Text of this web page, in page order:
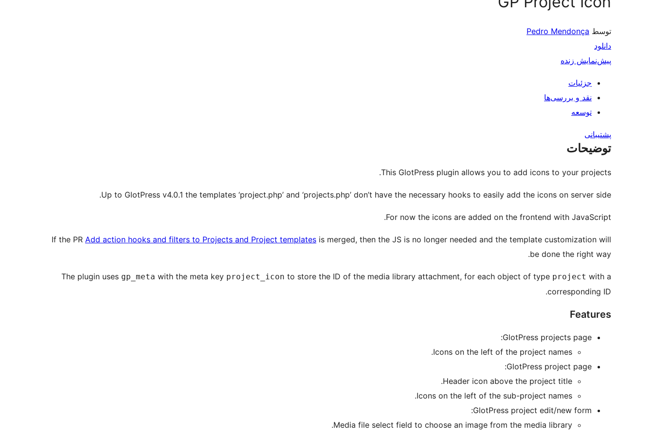
توسط Pedro Mendonça
دانلود
پیش‌نمایش زنده
جزئیات
نقد و بررسی‌ها
توسعه
پشتیبانی
توضیحات
This GlotPress plugin allows you to add icons to your projects.
Up to GlotPress v4.0.1 the templates ‘project.php’ and ‘projects.php’ don’t have the necessary hooks to easily add the icons on server side.
For now the icons are added on the frontend with JavaScript.
If the PR Add action hooks and filters to Projects and Project templates is merged, then the JS is no longer needed and the template customization will
be done the right way.
The plugin uses gp_meta with the meta key project_icon to store the ID of the media library attachment, for each object of type project with a
corresponding ID.
Features
GlotPress projects page:
Icons on the left of the project names.
GlotPress project page:
Header icon above the project title.
Icons on the left of the sub-project names.
GlotPress project edit/new form:
Media file select field to choose an image from the media library.